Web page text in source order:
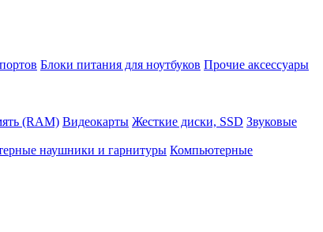
Блоки питания для ноутбуков Прочие аксессуары
(RAM) Видеокарты Жесткие диски, SSD Звуковые
наушники и гарнитуры Компьютерные